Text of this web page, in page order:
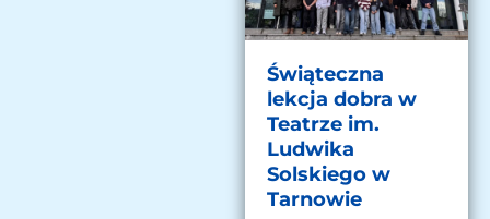
Świąteczna
lekcja dobra w
Teatrze im.
Ludwika
Solskiego w
Tarnowie